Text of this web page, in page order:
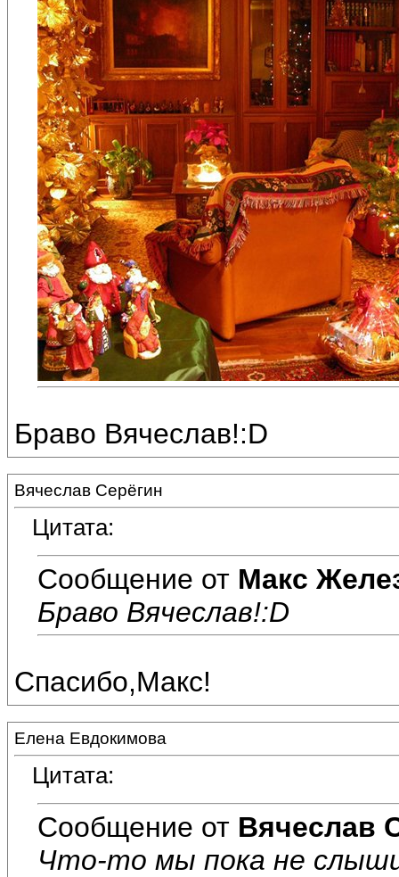
Браво Вячеслав!:D
Вячеслав Серёгин
Цитата:
Сообщение от Макс
Браво Вячеслав!:D
Спасибо,Макс!
Елена Евдокимова
Цитата:
Сообщение от Вячеслав
Что-то мы пока не